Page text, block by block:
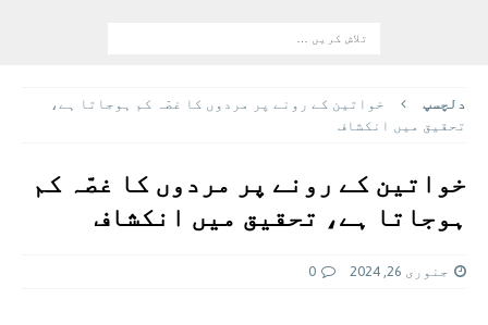
دلچسپ
خواتین کے رونے پر مردوں کا غصّہ کم ہوجاتا ہے،
تحقیق میں انکشاف
خواتین کے رونے پر مردوں کا غصّہ کم
ہوجاتا ہے، تحقیق میں انکشاف
جنوری 26, 2024 0